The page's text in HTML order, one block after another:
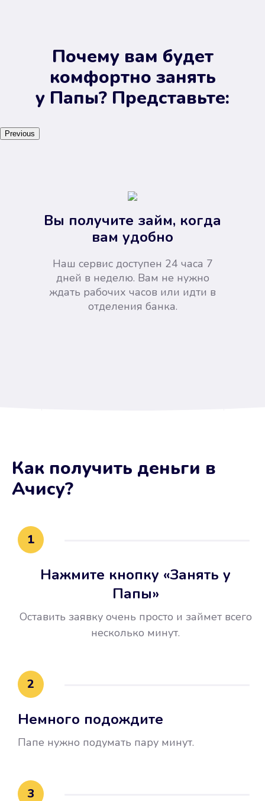
Почему вам будет
комфортно занять
у Папы? Представьте:
Previous
Вы получите займ, когда
вам удобно
Наш сервис доступен 24 часа 7
дней в неделю. Вам не нужно
ждать рабочих часов или идти в
отделения банка.
Не потребовались справки, залоги
и поручители. Папа вам доверяет.
воспользовались бесплатной
это открыло новые возможности в
Как получить деньги в
Ачису?
1
Нажмите кнопку «Занять у
Папы»
Оставить заявку очень просто и займет всего
несколько минут.
2
Немного подождите
Папе нужно подумать пару минут.
3